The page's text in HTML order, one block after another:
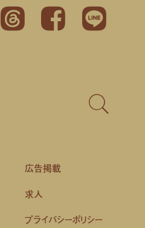
Threads Facebook LINE
広告掲載
求人
プライバシーポリシー